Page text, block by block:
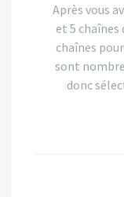
Après vous
et 5 chaînes
chaînes
sont
donc